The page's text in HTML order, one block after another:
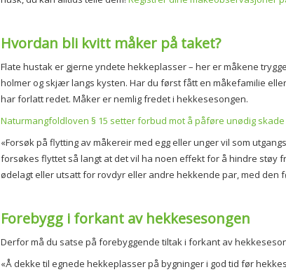
Hvordan bli kvitt måker på taket?
Flate hustak er gjerne yndete hekkeplasser – her er måkene
holmer og skjær langs kysten. Har du først fått en måkefamilie
har forlatt redet. Måker er nemlig fredet i hekkesesongen.
Naturmangfoldloven § 15 setter forbud mot å påføre unødig
«Forsøk på flytting av måkereir med egg eller unger vil som
forsøkes flyttet så langt at det vil ha noen effekt for å hindre støy
ødelagt eller utsatt for rovdyr eller andre hekkende par, med den
Forebygg i forkant av hekkesesongen
Derfor må du satse på forebyggende tiltak i forkant av
«Å dekke til egnede hekkeplasser på bygninger i god tid før